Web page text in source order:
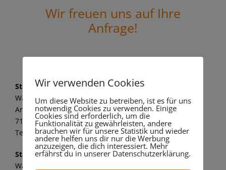
Wir freuen uns auf Ihre
Anfrage!
Standort Marbach
Wandaa GmbH
Am alten Kraftwerk 1
71672 Marbach a. N.
Tel.: 07144 8062 149
Standort Bergheim
Wandaa GmbH
Wir verwenden Cookies
Um diese Website zu betreiben, ist es für uns
notwendig Cookies zu verwenden. Einige
Cookies sind erforderlich, um die
Funktionalität zu gewährleisten, andere
brauchen wir für unsere Statistik und wieder
andere helfen uns dir nur die Werbung
anzuzeigen, die dich interessiert. Mehr
erfährst du in unserer Datenschutzerklärung.